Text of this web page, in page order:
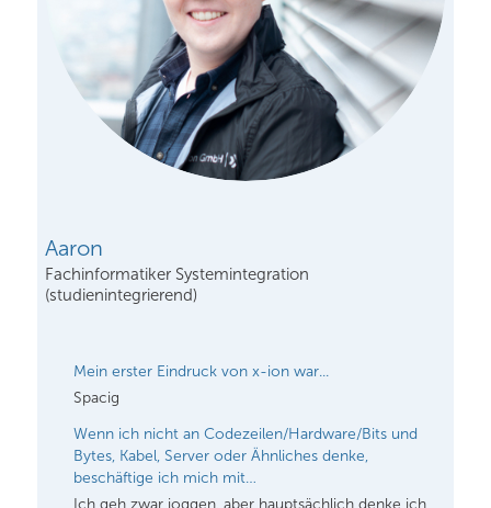
Aaron
Fachinformatiker Systemintegration
(studienintegrierend)
Mein erster Eindruck von x-ion war...
Spacig
Wenn ich nicht an Codezeilen/Hardware/Bits und
Bytes, Kabel, Server oder Ähnliches denke,
beschäftige ich mich mit…
Ich geh zwar joggen, aber hauptsächlich denke ich